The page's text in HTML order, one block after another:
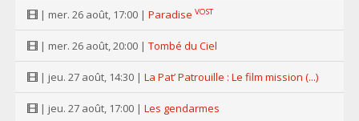
| mer. 26 août, 17:00 | Paradise VOST
| mer. 26 août, 20:00 | Tombé du Ciel
| jeu. 27 août, 14:30 | La Pat’ Patrouille : Le film mission (...)
| jeu. 27 août, 17:00 | Les gendarmes